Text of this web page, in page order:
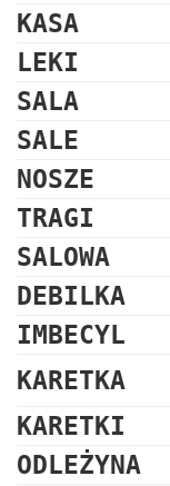
KASA
LEKI
SALA
SALE
NOSZE
TRAGI
SALOWA
DEBILKA
IMBECYL
KARETKA
KARETKI
ODLEŻYNA